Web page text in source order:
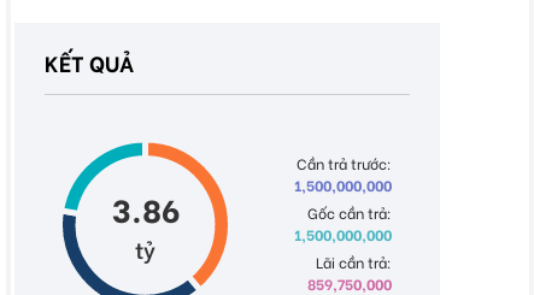
KẾT QUẢ
3.86
tỷ
Cần trả trước:
1,500,000,000
Gốc cần trả:
1,500,000,000
Lãi cần trả:
859,750,000